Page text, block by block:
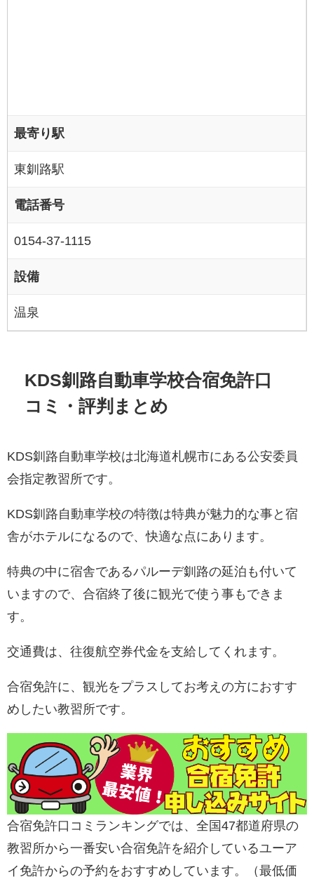
最寄り駅
東釧路駅
電話番号
0154-37-1115
設備
温泉
KDS釧路自動車学校合宿免許口
コミ・評判まとめ
KDS釧路自動車学校は北海道札幌市にある公安委員
会指定教習所です。
KDS釧路自動車学校の特徴は特典が魅力的な事と宿
舎がホテルになるので、快適な点にあります。
特典の中に宿舎であるパルーデ釧路の延泊も付いて
いますので、合宿終了後に観光で使う事もできま
す。
交通費は、往復航空券代金を支給してくれます。
合宿免許に、観光をプラスしてお考えの方におすす
めしたい教習所です。
合宿免許口コミランキングでは、全国47都道府県の
教習所から一番安い合宿免許を紹介しているユーア
イ免許からの予約をおすすめしています。（最低価